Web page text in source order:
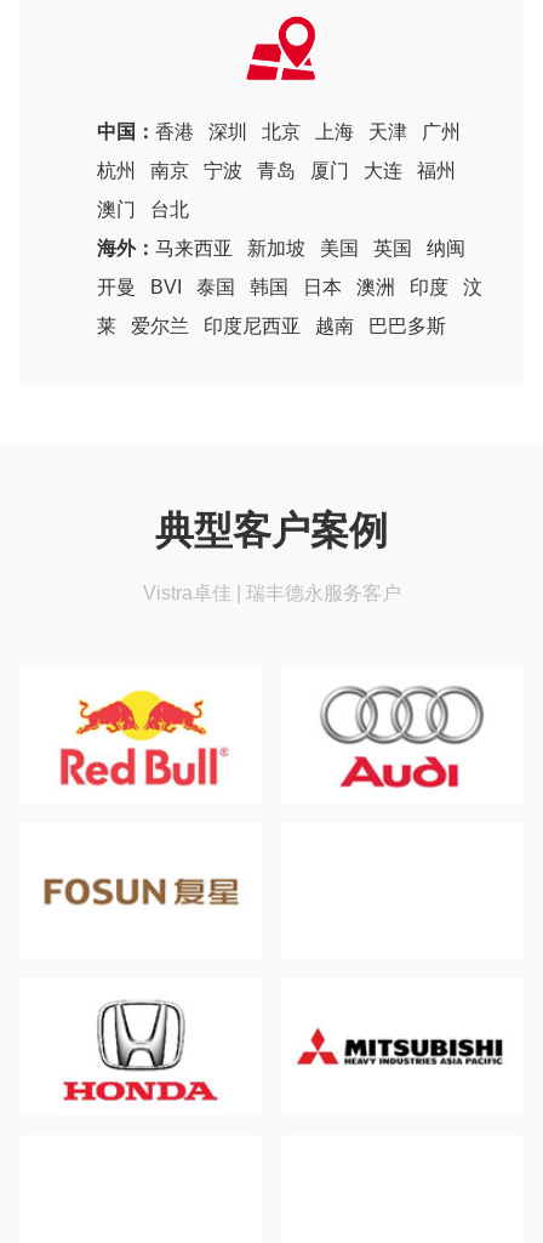
中国： 香港 深圳 北京 上海 天津
广州
杭州
南京 宁波 青岛 厦门 大连
福州
澳门
台北
海外： 马来西亚 新加坡 美国 英国
纳闽
开曼
BVI 泰国 韩国 日本 澳洲 印度
汶
莱
爱尔兰 印度尼西亚 越南 巴巴多斯
典型客户案例
Vistra卓佳 | 瑞丰德永服务客户